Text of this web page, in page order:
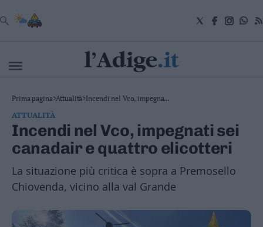
VAI
Cronaca
Attualità
Economia
Cultura
e
Salute
e
Benessere
Tecnologia
Prima pagina>Attualità>Incendi nel Vco, impegna...
ATTUALITÀ
Incendi nel Vco, impegnati sei
canadair e quattro elicotteri
La situazione più critica è sopra a Premosello
Chiovenda, vicino alla val Grande